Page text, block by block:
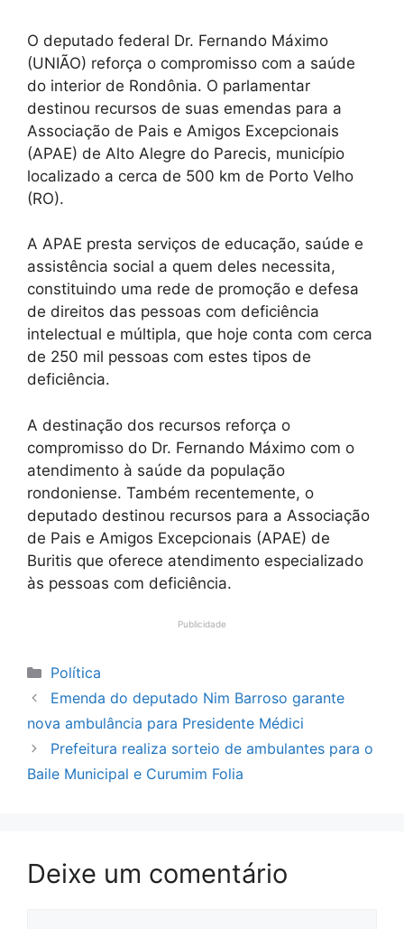
O deputado federal Dr. Fernando Máximo
(UNIÃO) reforça o compromisso com a saúde
do interior de Rondônia. O parlamentar
destinou recursos de suas emendas para a
Associação de Pais e Amigos Excepcionais
(APAE) de Alto Alegre do Parecis, município
localizado a cerca de 500 km de Porto Velho
(RO).
A APAE presta serviços de educação, saúde e
assistência social a quem deles necessita,
constituindo uma rede de promoção e defesa
de direitos das pessoas com deficiência
intelectual e múltipla, que hoje conta com cerca
de 250 mil pessoas com estes tipos de
deficiência.
A destinação dos recursos reforça o
compromisso do Dr. Fernando Máximo com o
atendimento à saúde da população
rondoniense. Também recentemente, o
deputado destinou recursos para a Associação
de Pais e Amigos Excepcionais (APAE) de
Buritis que oferece atendimento especializado
às pessoas com deficiência.
Publicidade
Categorias
Política
Emenda do deputado Nim Barroso garante
nova ambulância para Presidente Médici
Prefeitura realiza sorteio de ambulantes para o
Baile Municipal e Curumim Folia
Deixe um comentário